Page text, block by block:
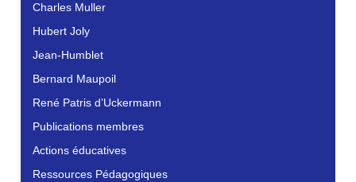
Charles Muller
Hubert Joly
Jean-Humblet
Bernard Maupoil
René Patris d’Uckermann
Publications membres
Actions éducatives
Ressources Pédagogiques